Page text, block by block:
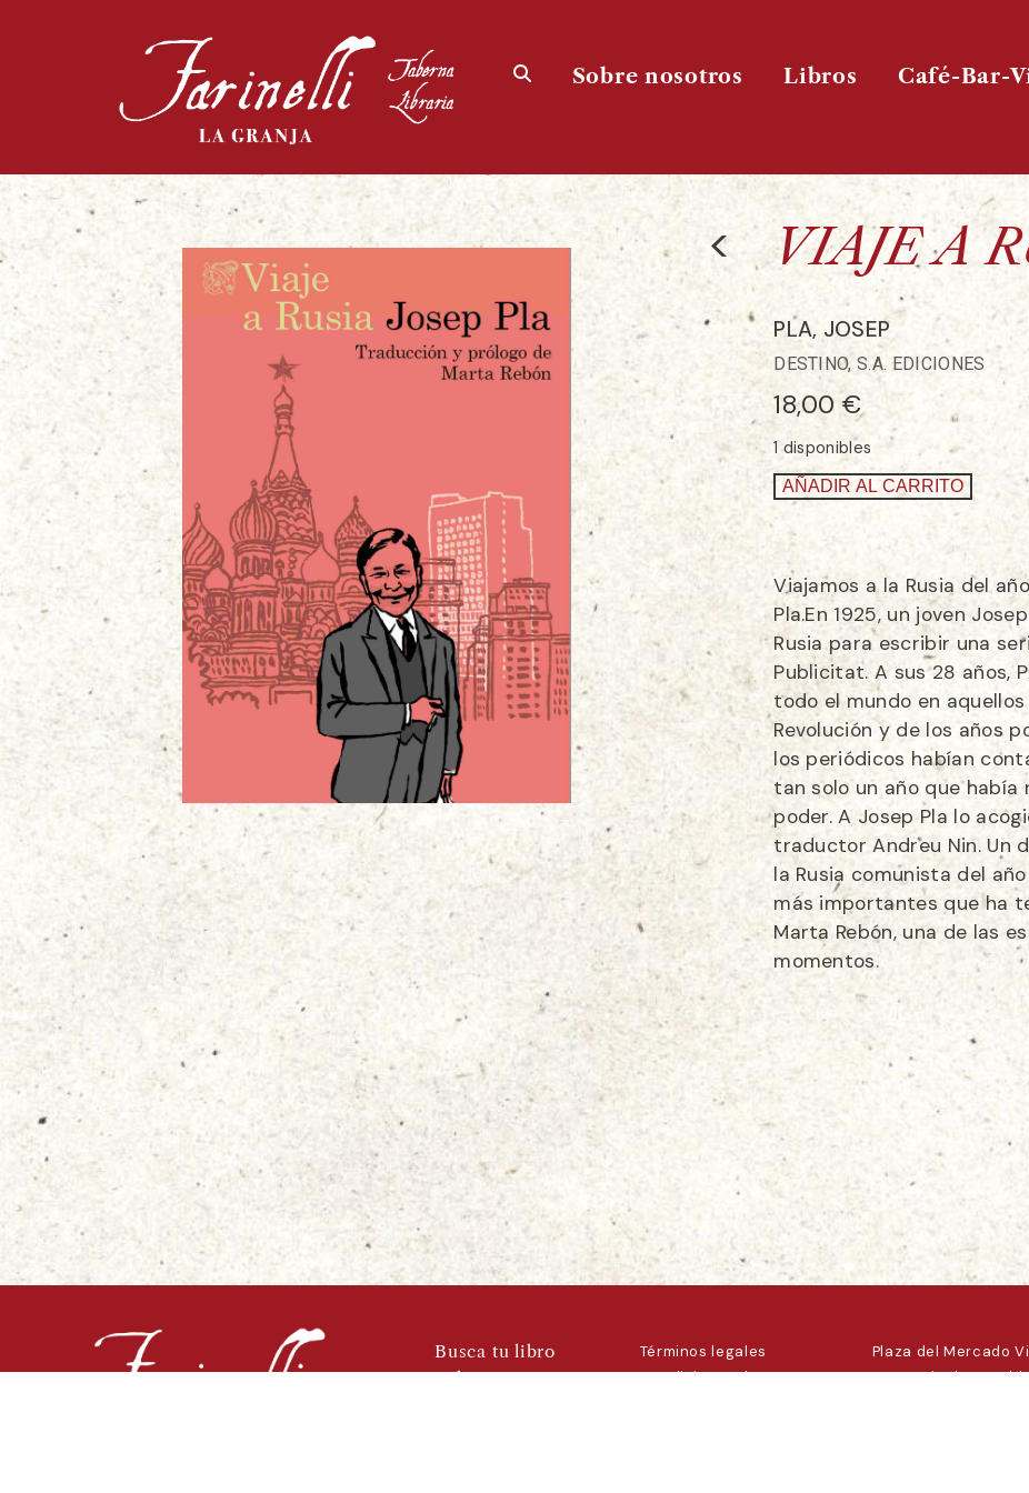
Sobre nosotros Libros Café-Bar-
< VIAJE A
PLA, JOSEP
DESTINO, S.A. EDICIONES
18,00€
1 disponibles
AÑADIR AL CARRITO
Viajamos a la Rusia del
Pla.En 1925, un joven
Rusia para escribir una
Publicitat. A sus 28 años,
todo el mundo en
Revolución y de los años
los periódicos habían
tan solo un año que había
poder. A Josep Pla lo
traductor Andreu Nin. Un
la Rusia comunista del
más importantes que ha
Marta Rebón, una de las
momentos.
Busca tu libro
Sobre nosotros
Términos legales
Condiciones de uso
Plaza del Mercado
La Granja de San